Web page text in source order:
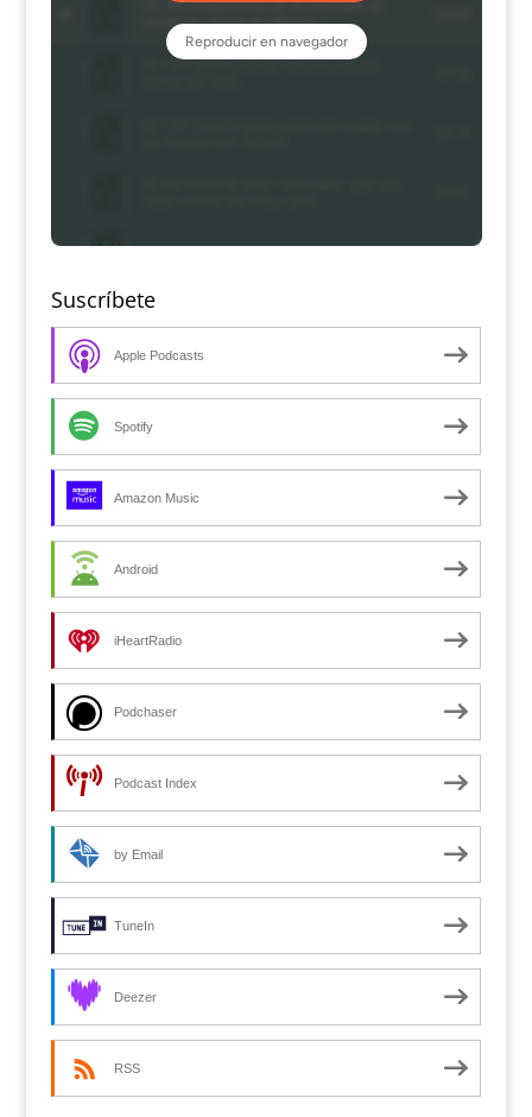
Suscríbete
Apple Podcasts
Spotify
Amazon Music
Android
iHeartRadio
Podchaser
Podcast Index
by Email
TuneIn
Deezer
RSS